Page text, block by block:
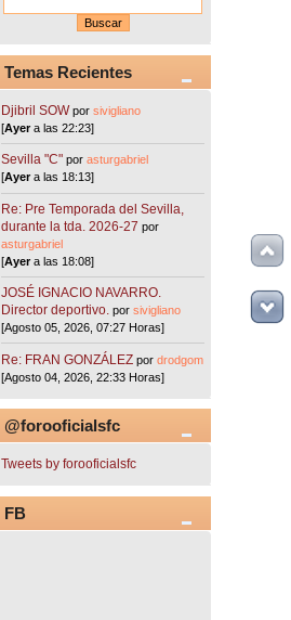
Temas Recientes
Djibril SOW porsivigliano
[Ayera las 22:23]
Sevilla "C"porasturgabriel
[Ayera las 18:13]
Re: Pre Temporada del Sevilla,
durante la tda. 2026-27 por
asturgabriel
[Ayera las 18:08]
JOSÉ IGNACIO NAVARRO.
Director deportivo. porsivigliano
[Agosto 05, 2026, 07:27 Horas]
Re: FRAN GONZÁLEZ pordrodgom
[Agosto 04, 2026, 22:33 Horas]
@forooficialsfc
Tweets by forooficialsfc
FB